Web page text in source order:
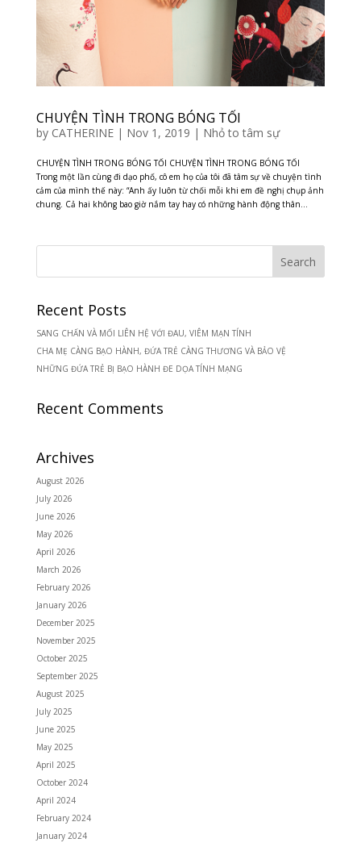
CHUYỆN TÌNH TRONG BÓNG TỐI
by CATHERINE| Nov 1, 2019 | Nhỏ to tâm sự
CHUYỆN TÌNH TRONG BÓNG TỐI CHUYỆN TÌNH TRONG BÓNG TỐI
Trong một lần cùng đi dạo phố, cô em họ của tôi đã tâm sự về chuyện tình
cảm của mình thế này: “Anh ấy luôn từ chối mỗi khi em đề nghị chụp ảnh
chung. Cả hai không bao giờ nắm tay hay có những hành động thân...
Recent Posts
SANG CHẤN VÀ MỐI LIÊN HỆ VỚI ĐAU, VIÊM MẠN TÍNH
CHA MẸ CÀNG BẠO HÀNH, ĐỨA TRẺ CÀNG THƯƠNG VÀ BẢO VỆ
NHỮNG ĐỨA TRẺ BỊ BẠO HÀNH ĐE DỌA TÍNH MẠNG
Recent Comments
Archives
August 2026
July 2026
June 2026
May 2026
April 2026
March 2026
February 2026
January 2026
December 2025
November 2025
October 2025
September 2025
August 2025
July 2025
June 2025
May 2025
April 2025
October 2024
April 2024
February 2024
January 2024